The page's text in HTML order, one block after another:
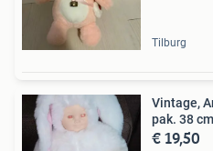
Tilburg
Vintage,
pak. 38
€ 19,50